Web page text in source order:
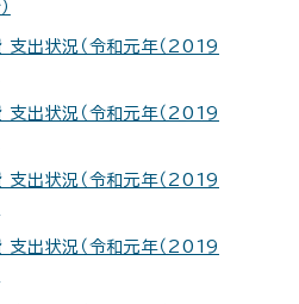
支出状況（令和元年（2019
支出状況（令和元年（2019
支出状況（令和元年（2019
支出状況（令和元年（2019